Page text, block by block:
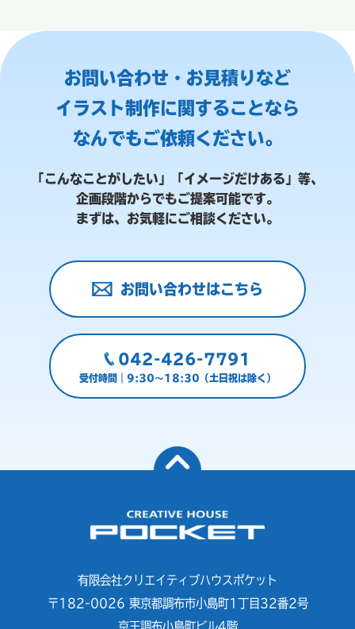
お問い合わせ・お見積りなど
イラスト制作に関することなら
なんでもご依頼ください。
「こんなことがしたい」「イメージだけある」等、
企画段階からでもご提案可能です。
まずは、お気軽にご相談ください。
お問い合わせはこちら
042-426-7791
受付時間｜9:30～18:30（土日祝は除く）
有限会社クリエイティブハウスポケット
〒182-0026 東京都調布市小島町1丁目32番2号
京王調布小島町ビル4階